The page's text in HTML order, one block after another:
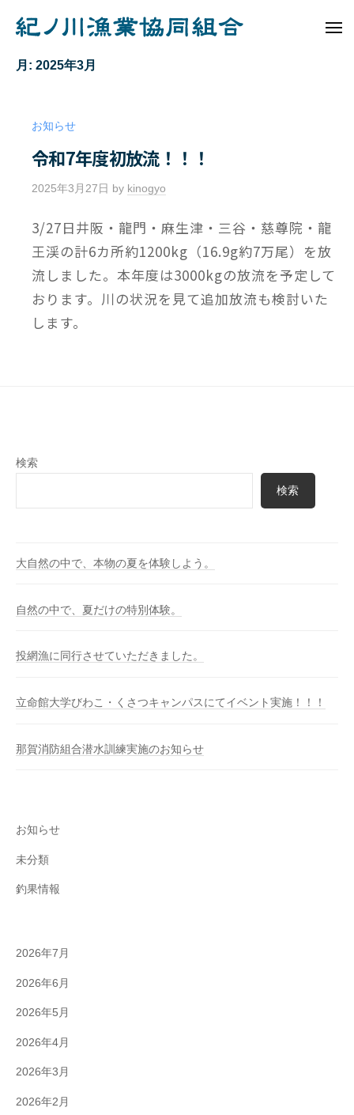
ノ
メ
月: 2025年3月
お知らせ
令和7年度初放流！！！
2025年3月27日 by kinogyo
件
の
メ
ン
3/27日井阪・龍門・麻生津・三谷・慈尊院・龍
王渓の計6カ所約1200kg（16.9g約7万尾）を放
流しました。本年度は3000kgの放流を予定して
おります。川の状況を見て追加放流も検討いた
します。
検索
検索
大自然の中で、本物の夏を体験しよう。
自然の中で、夏だけの特別体験。
投網漁に同行させていただきました。
立命館大学びわこ・くさつキャンパスにてイベント実施！！！
那賀消防組合潜水訓練実施のお知らせ
お知らせ
未分類
釣果情報
2026年7月
2026年6月
2026年5月
2026年4月
2026年3月
2026年2月
ノ
川
業